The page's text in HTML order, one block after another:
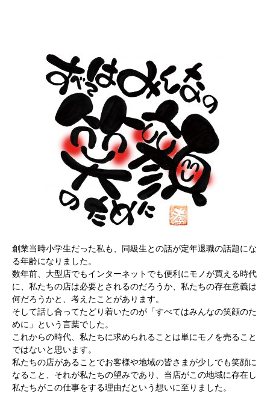
創業当時小学生だった私も、同級生との話が定年退職の話題にな
る年齢になりました。
数年前、大型店でもインターネットでも便利にモノが買える時代
に、私たちの店は必要とされるのだろうか、私たちの存在意義は
何だろうかと、考えたことがあります。
そして話し合ってたどり着いたのが「すべてはみんなの笑顔のた
めに」という言葉でした。
これからの時代、私たちに求められることは単にモノを売ること
ではないと思います。
私たちの店があることでお客様や地域の皆さまが少しでも笑顔に
なること、それが私たちの望みであり、当店がこの地域に存在し
私たちがこの仕事をする理由だという想いに至りました。